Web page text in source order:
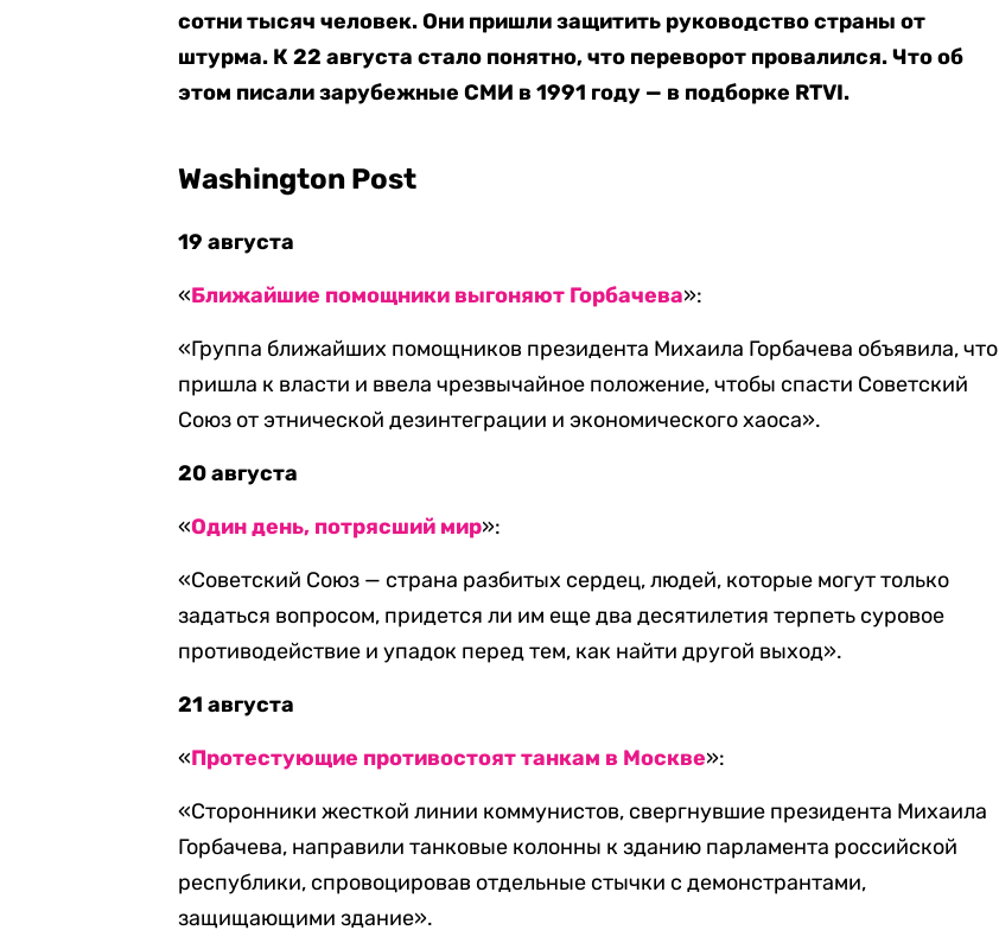
сотни тысяч человек. Они пришли защитить руководство страны от
штурма. К 22 августа стало понятно, что переворот провалился. Что об
этом писали зарубежные СМИ в 1991 году — в подборке RTVI.
Washington Post
19 августа
«Ближайшие помощники выгоняют Горбачева»:
«Группа ближайших помощников президента Михаила Горбачева объявила, что
пришла к власти и ввела чрезвычайное положение, чтобы спасти Советский
Союз от этнической дезинтеграции и экономического хаоса».
20 августа
«Один день, потрясший мир»:
«Советский Союз — страна разбитых сердец, людей, которые могут только
задаться вопросом, придется ли им еще два десятилетия терпеть суровое
противодействие и упадок перед тем, как найти другой выход».
21 августа
«Протестующие противостоят танкам в Москве»:
«Сторонники жесткой линии коммунистов, свергнувшие президента Михаила
Горбачева, направили танковые колонны к зданию парламента российской
республики, спровоцировав отдельные стычки с демонстрантами,
защищающими здание».